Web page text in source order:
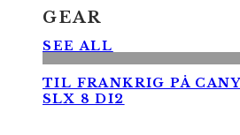
GEAR
SEE ALL
TIL FRANKRIG PÅ
SLX 8 DI2